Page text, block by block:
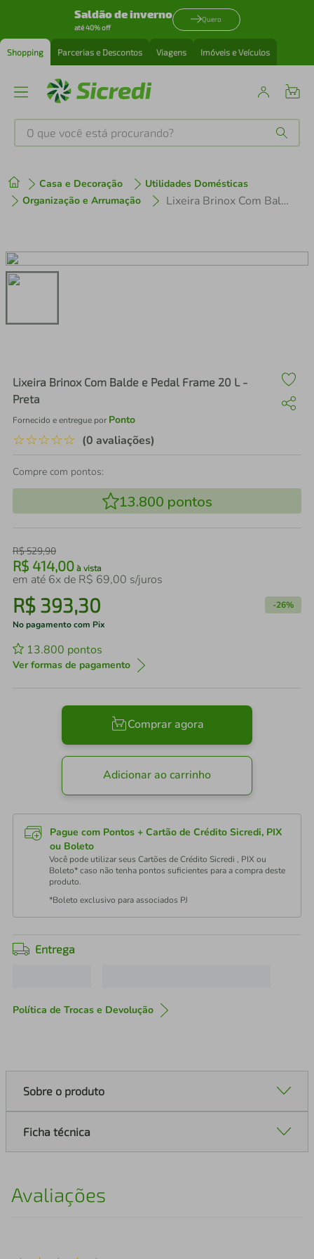
Saldão de inverno
até 40% off
Quero
Shopping Parcerias e Descontos Viagens Imóveis e Veículos
O que você está procurando?
Casa e Decoração
Utilidades Domésticas
Organização e Arrumação
Lixeira Brinox Com Balde e Pedal Frame 20 L - Preta
Lixeira Brinox Com Balde e Pedal Frame 20 L -
Preta
Fornecido e entregue por Ponto
☆☆☆☆☆ (0 avaliações)
Compre com pontos:
13.800 pontos
R$529,90
R$ 414,00 à vista
em até 6x de R$ 69,00 s/juros
R$ 393,30 -26%
No pagamento com Pix
13.800 pontos
Ver formas de pagamento
Comprar agora
Adicionar ao carrinho
Pague com Pontos + Cartão de Crédito Sicredi, PIX
ou Boleto
Você pode utilizar seus Cartões de Crédito Sicredi , PIX ou
Boleto* caso não tenha pontos suficientes para a compra deste
produto.
*Boleto exclusivo para associados PJ
Entrega
Política de Trocas e Devolução
Sobre o produto
Ficha técnica
Avaliações
1º tenis
3º